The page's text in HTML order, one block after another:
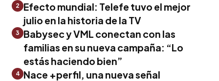
2
Efecto mundial: Telefe tuvo el mejor
julio en la historia de la TV
3
Babysec y VML conectan con las
familias en su nueva campaña: “Lo
estás haciendo bien”
4 Nace +perfil, una nueva señal